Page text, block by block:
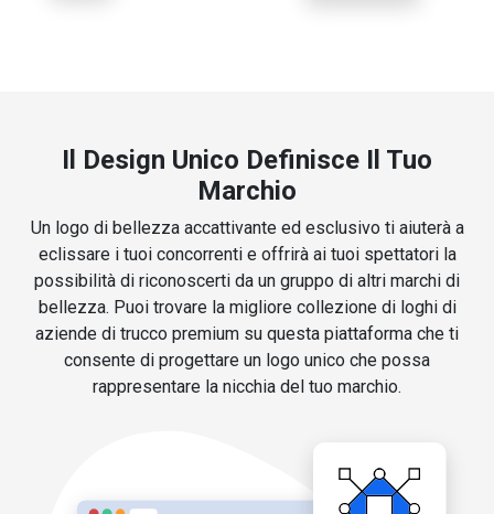
Il Design Unico Definisce Il Tuo
Marchio
Un logo di bellezza accattivante ed esclusivo ti aiuterà a
eclissare i tuoi concorrenti e offrirà ai tuoi spettatori la
possibilità di riconoscerti da un gruppo di altri marchi di
bellezza. Puoi trovare la migliore collezione di loghi di
aziende di trucco premium su questa piattaforma che ti
consente di progettare un logo unico che possa
rappresentare la nicchia del tuo marchio.